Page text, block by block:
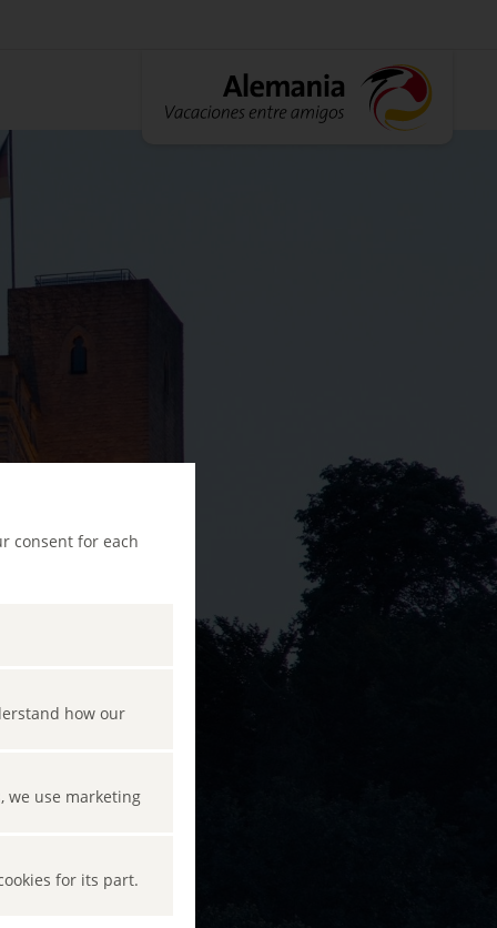
consent for each
how our
we use marketing
for its part.